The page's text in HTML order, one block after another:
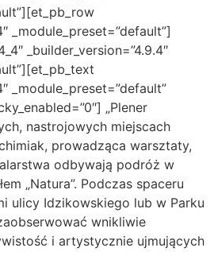
_module_preset=”default”]
_builder_version=”4.9.4″
_module_preset=”default”
„Plener
nastrojowych miejscach
prowadząca warsztaty,
odbywają podróż w
„Natura”. Podczas spaceru
ulicy Idzikowskiego lub w Parku
wnikliwie
i artystycznie ujmujących